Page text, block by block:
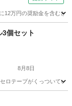
12万円の奨励金を含む
個セット
8月8日
ロテープがくっついてい